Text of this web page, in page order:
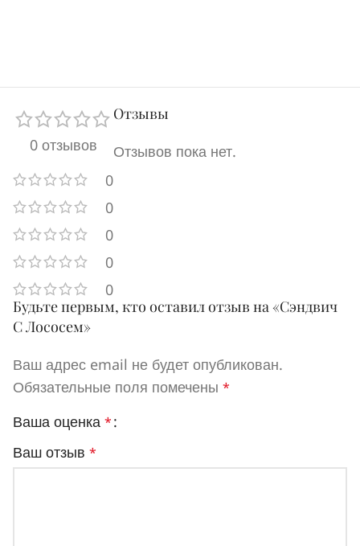
0 отзывов
0
0
0
0
0
Отзывы
Отзывов пока нет.
Будьте первым, кто оставил отзыв на «Сэндвич
С Лососем»
Ваш адрес email не будет опубликован.
Обязательные поля помечены *
Ваша оценка *
Ваш отзыв *